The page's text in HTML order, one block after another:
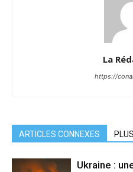
La
https://
ARTICLES CONNEXES
Ukraine :